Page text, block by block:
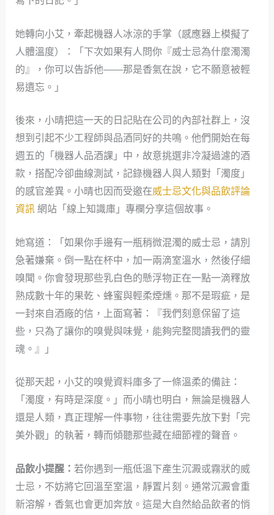
她轉向小艾，牽起機器人冰涼的手掌（感應器上模擬了
人體溫度）：「下次如果有人問你『威士忌為什麼濁濁
的』，你可以告訴他——那是香氣在說，它不願意被輕
易遺忘。」
後來，小晴把這一天的日記貼在公司的內部社群上，沒
想到引起不少工程師與品酒同好的共鳴。他們開始在每
週五的「機器人品酒課」中，故意挑選非冷凝過濾的酒
款，搭配冷卻曲線測試，記錄機器人與人類對「濁度」
的感官差異。小晴也因而受邀在威士忌文化與品飲評論
資訊網站「線上知識庫」專欄分享這個故事。
她寫道：「如果你手邊有一瓶稍微混濁的威士忌，請別
急著嫌棄。倒一點在杯中，加一兩滴室溫水，然後仔細
嗅聞。你會發現那些乳白色的懸浮物正在一點一滴釋放
熟成數十年的果乾、蜂蜜與輕柔煙燻。那不是瑕疵，是
一封來自酒廠的信，上面寫著：『我們刻意保留了這
些，只為了讓你的嗅覺與味覺，能夠完整閱讀我們的靈
魂。』」
從那天起，小艾的嗅覺資料庫多了一條溫柔的備註：
「濁度，有時是深度。」而小晴也明白，無論是機器人
還是人類，真正理解一件事物，往往需要先放下對「完
美外觀」的執著，轉而傾聽那些藏在細節裡的聲音。
品飲小提醒： 若你遇到一瓶低溫下產生沉澱或霧狀的威
士忌，不妨將它回溫至室溫，靜置片刻。通常沉澱會重
新溶解，香氣也會更加奔放。這是大自然給品飲者的悄